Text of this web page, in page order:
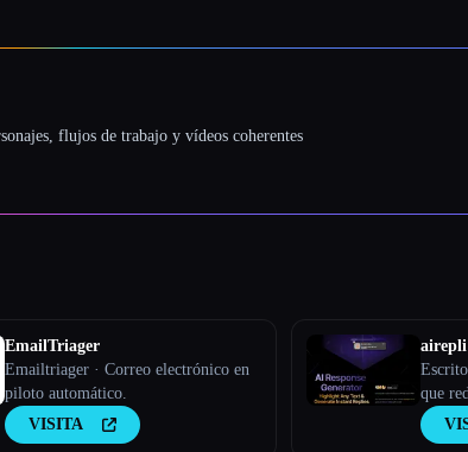
flujos de trabajo y vídeos coherentes
EmailTriager
Emailtriager · Correo electrónico en
piloto automático.
VISITA
airepli
que